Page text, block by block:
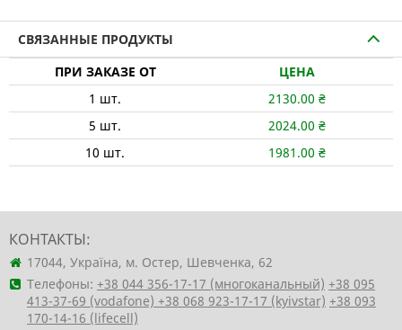
СВЯЗАННЫЕ ПРОДУКТЫ
ПРИ ЗАКАЗЕ ОТ
ЦЕНА
1 шт. 2130.00 ₴
5 шт. 2024.00 ₴
10 шт. 1981.00 ₴
КОНТАКТЫ:
17044, Україна, м. Остер, Шевченка, 62
Телефоны: +38 044 356-17-17 (многоканальный) +38 095
413-37-69 (vodafone) +38 068 923-17-17 (kyivstar) +38 093
170-14-16 (lifecell)